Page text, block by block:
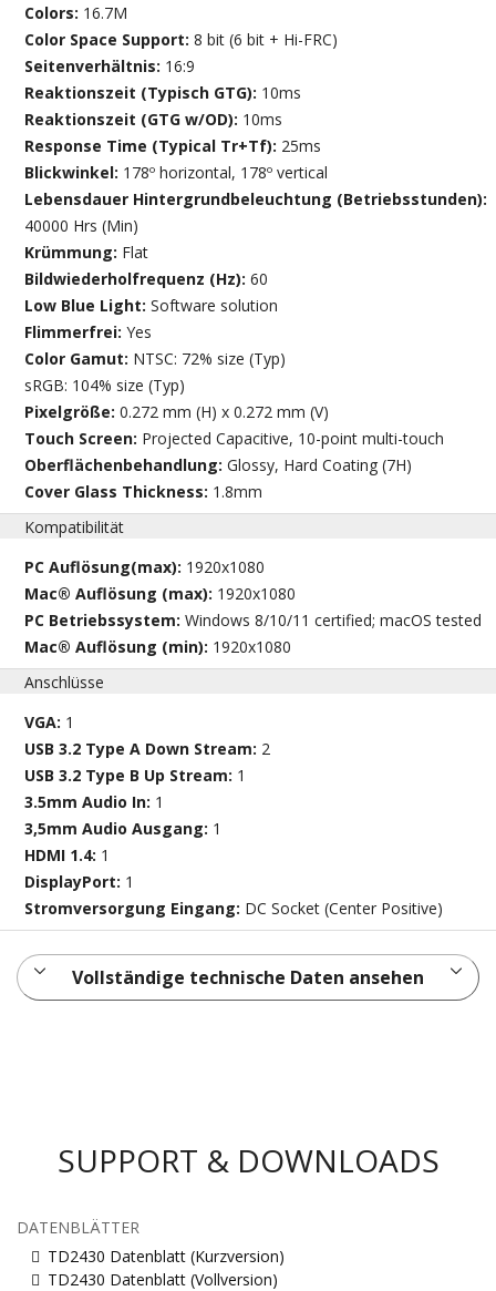
Colors: 16.7M
Color Space Support:8 bit (6 bit + Hi-FRC)
Seitenverhältnis: 16:9
Reaktionszeit (Typisch GTG): 10ms
Reaktionszeit (GTG w/OD): 10ms
Response Time (Typical Tr+Tf): 25ms
Blickwinkel: 178º horizontal, 178º vertical
Lebensdauer Hintergrundbeleuchtung (Betriebsstunden):
40000 Hrs (Min)
Krümmung: Flat
Bildwiederholfrequenz (Hz):60
Low Blue Light:Software solution
Flimmerfrei:Yes
Color Gamut: NTSC: 72% size (Typ)
sRGB: 104% size (Typ)
Pixelgröße:0.272 mm (H) x 0.272 mm (V)
Touch Screen: Projected Capacitive, 10-point multi-touch
Oberflächenbehandlung:Glossy, Hard Coating (7H)
Cover Glass Thickness: 1.8mm
Kompatibilität
PC Auflösung(max): 1920x1080
Mac® Auflösung (max): 1920x1080
PC Betriebssystem:Windows 8/10/11 certified; macOS tested
Mac® Auflösung (min): 1920x1080
Anschlüsse
VGA: 1
USB 3.2 Type A Down Stream: 2
USB 3.2 Type B Up Stream: 1
3.5mm Audio In: 1
3,5mm Audio Ausgang: 1
HDMI 1.4: 1
DisplayPort: 1
Stromversorgung Eingang: DC Socket (Center Positive)
Vollständige technische Daten ansehen
SUPPORT & DOWNLOADS
DATENBLÄTTER
TD2430 Datenblatt (Kurzversion)
TD2430 Datenblatt (Vollversion)